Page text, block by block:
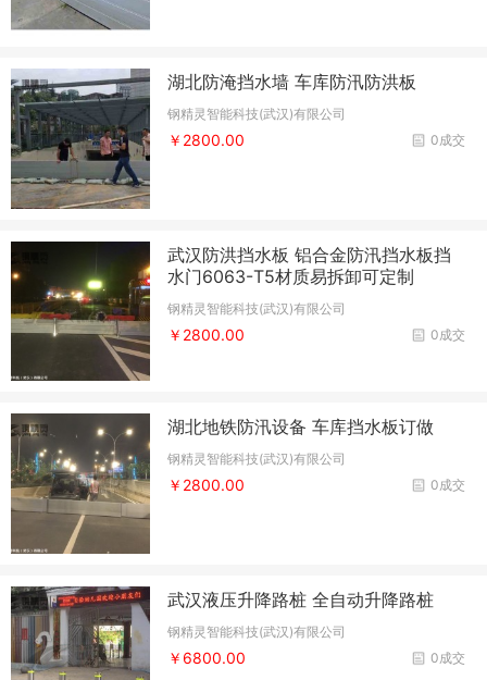
湖北防淹挡水墙 车库防汛防洪板
钢精灵智能科技(武汉)有限公司
0成交
￥2800.00
武汉防洪挡水板 铝合金防汛挡水板挡
水门6063-T5材质易拆卸可定制
钢精灵智能科技(武汉)有限公司
0成交
￥2800.00
湖北地铁防汛设备 车库挡水板订做
钢精灵智能科技(武汉)有限公司
0成交
￥2800.00
武汉液压升降路桩 全自动升降路桩
钢精灵智能科技(武汉)有限公司
0成交
￥6800.00